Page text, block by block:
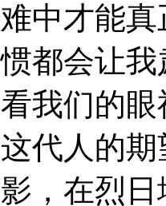
中才能
都会让
我们的
代人的
，在烈